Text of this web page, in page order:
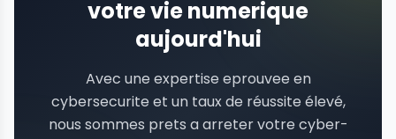
votre vie numerique
aujourd'hui
Avec une expertise eprouvee en
cybersecurite et un taux de réussite élevé,
nous sommes prets a arreter votre cyber-